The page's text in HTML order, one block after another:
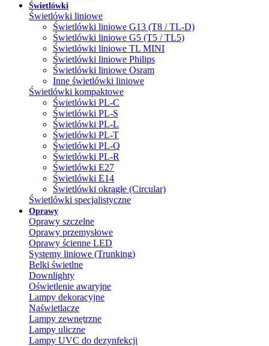
Świetlówki
Świetlówki liniowe
Świetlówki liniowe G13 (T8 / TL-D)
Świetlówki liniowe G5 (T5 / TL5)
Świetlówki liniowe TL MINI
Świetlówki liniowe Philips
Świetlówki liniowe Osram
Inne świetlówki liniowe
Świetlówki kompaktowe
Świetlówki PL-C
Świetlówki PL-S
Świetlówki PL-L
Świetlówki PL-T
Świetlówki PL-Q
Świetlówki PL-R
Świetlówki E27
Świetlówki E14
Świetlówki okrągłe (Circular)
Świetlówki specjalistyczne
Oprawy
Oprawy szczelne
Oprawy przemysłowe
Oprawy ścienne LED
Systemy liniowe (Trunking)
Belki świetlne
Downlighty
Oświetlenie awaryjne
Lampy dekoracyjne
Naświetlacze
Lampy zewnętrzne
Lampy uliczne
Lampy UVC do dezynfekcji